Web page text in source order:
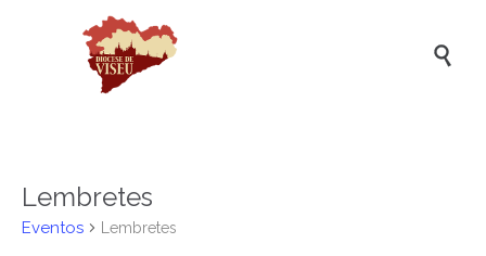

Lembretes
Eventos Lembretes